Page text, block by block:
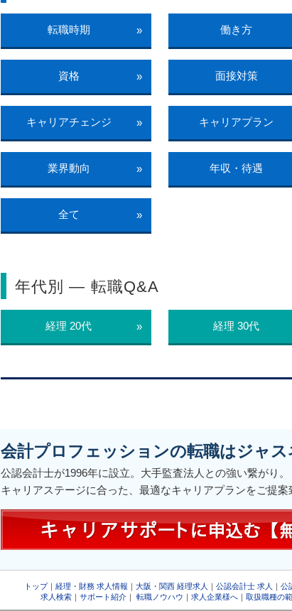
転職時期 » 働き方
資格 » 面接対策
キャリアチェンジ » キャリアプラン
業界動向 » 年収・待遇
全て »
年代別 ― 転職Q&A
経理 20代 » 経理 30代
会計プロフェッションの転職はジャス
公認会計士が1996年に設立。大手監査法人との強い繋がり。
キャリアステージに合った、最適なキャリアプランをご提案
トップ｜ 経理・財務 求人情報 ｜ 大阪・関西 経理求人 ｜ 公認会計士 求人 ｜ 公
求人検索｜ サポート紹介｜ 転職ノウハウ ｜ 求人企業様へ｜ 取扱職種の